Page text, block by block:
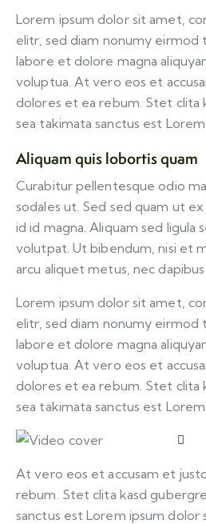
Lorem ipsum dolor sit amet,
elitr, sed diam nonumy
labore et dolore magna
voluptua. At vero eos et
dolores et ea rebum. Stet clita
sea takimata sanctus est
Aliquam quis lobortis quam
Curabitur pellentesque odio
sodales ut. Sed sed quam ut
id id magna. Aliquam sed ligula
volutpat. Ut bibendum, nisi et
arcu aliquet metus, nec dapibus
Lorem ipsum dolor sit amet,
elitr, sed diam nonumy
labore et dolore magna
voluptua. At vero eos et
dolores et ea rebum. Stet clita
sea takimata sanctus est
At vero eos et accusam et
rebum. Stet clita kasd
sanctus est Lorem ipsum dolor